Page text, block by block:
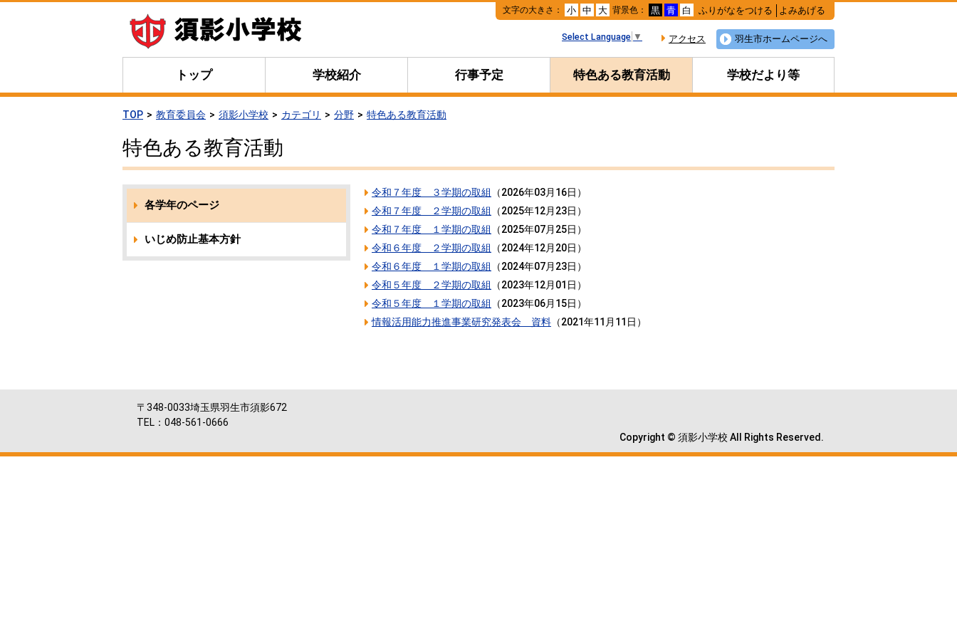
本
文
文字の大きさ： 小 中 大 背景色： 黒 青 白 ふりがなをつける よみあげる
羽生市ホームページへ
アクセス
Select Language ▼
トップ 学校紹介 行事予定 特色ある教育活動 学校だより等
TOP 教育委員会 須影小学校 カテゴリ 分野 特色ある教育活動
特色ある教育活動
令和７年度 ３学期の取組 （2026年03月16日 ）
令和７年度 ２学期の取組
（2025年12月23日 ）
令和７年度 １学期の取組
（2025年07月25日 ）
令和６年度 ２学期の取組
（2024年12月20日 ）
令和６年度 １学期の取組
（2024年07月23日 ）
令和５年度 ２学期の取組
（2023年12月01日 ）
令和５年度 １学期の取組
（2023年06月15日 ）
情報活用能力推進事業研究発表会 資料 （2021年11月11日 ）
各学年のページ
いじめ防止基本方針
〒348-0033埼玉県羽生市須影672
TEL：048-561-0666
Copyright © 須影小学校 All Rights Reserved.